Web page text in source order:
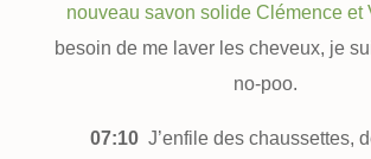
nouveau savon solide Clémence et
besoin de me laver les cheveux, je
no-poo.
07:10 J’enfile des chaussettes,